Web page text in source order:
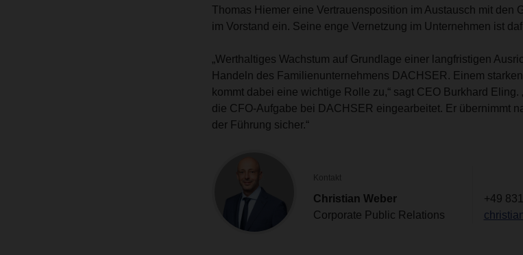
Thomas Hiemer eine Vertrauensposition im Austausch mit den
im Vorstand ein. Seine enge Vernetzung im Unternehmen ist
„Werthaltiges Wachstum auf Grundlage einer langfristigen
Handeln des Familienunternehmens DACHSER. Einem
kommt dabei eine wichtige Rolle zu,“ sagt CEO Burkhard
die CFO-Aufgabe bei DACHSER eingearbeitet. Er übernimmt
der Führung sicher.“
Kontakt
Christian Weber
Corporate Public Relations
+49